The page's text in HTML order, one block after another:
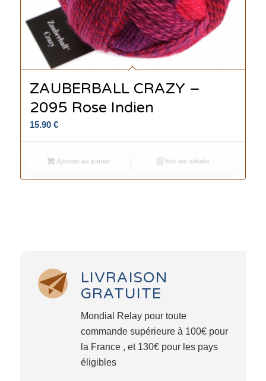
ZAUBERBALL CRAZY –
2095 Rose Indien
15.90 €
Ajouter au panier Voir les détails
LIVRAISON
GRATUITE
Mondial Relay pour toute
commande supérieure à 100€ pour
la France , et 130€ pour les pays
éligibles